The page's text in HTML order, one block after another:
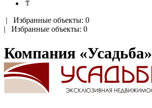
| Избранные объекты: 0
| Избранные объекты: 0
Компания «Усадьба»